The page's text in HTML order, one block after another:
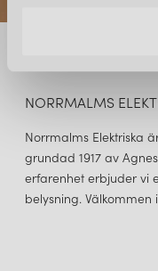
NORRMALMS
Norrmalms Elektriska
grundad 1917 av
erfarenhet erbjuder vi
belysning. Välkommen